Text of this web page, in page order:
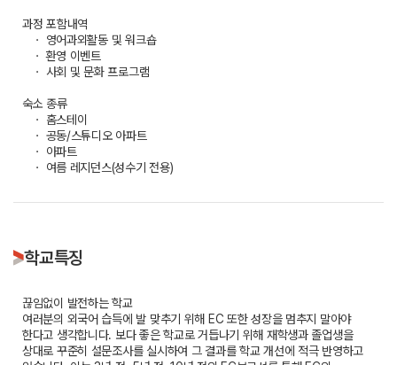
과정 포함내역
ㆍ 영어과외활동 및 워크숍
ㆍ 환영 이벤트
ㆍ 사회 및 문화 프로그램
숙소 종류
ㆍ 홈스테이
ㆍ 공동/스튜디오 아파트
ㆍ 아파트
ㆍ 여름 레지던스(성수기 전용)
학교특징
끊임없이 발전하는 학교
여러분의 외국어 습득에 발 맞추기 위해 EC 또한 성장을 멈추지 말아야
한다고 생각합니다. 보다 좋은 학교로 거듭나기 위해 재학생과 졸업생을
상대로 꾸준히 설문조사를 실시하여 그 결과를 학교 개선에 적극 반영하고